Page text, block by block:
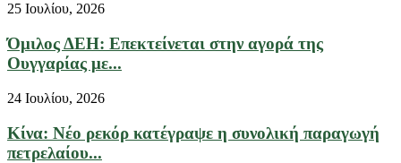
25 Ιουλίου, 2026
Όμιλος ΔΕΗ: Επεκτείνεται στην αγορά της
Ουγγαρίας με...
24 Ιουλίου, 2026
Κίνα: Νέο ρεκόρ κατέγραψε η συνολική παραγωγή
πετρελαίου...